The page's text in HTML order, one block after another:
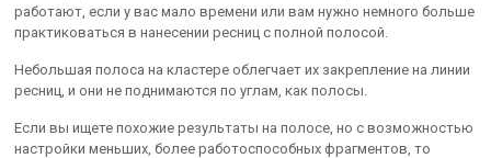
работают, если у вас мало времени или вам нужно немного больше
практиковаться в нанесении ресниц с полной полосой.
Небольшая полоса на кластере облегчает их закрепление на линии
ресниц, и они не поднимаются по углам, как полосы.
Если вы ищете похожие результаты на полосе, но с возможностью
настройки меньших, более работоспособных фрагментов, то